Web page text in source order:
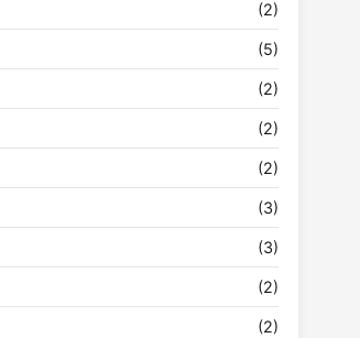
(2)
(5)
(2)
(2)
(2)
(3)
(3)
(2)
(2)